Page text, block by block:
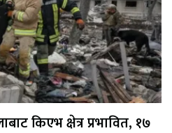
किएभ क्षेत्र प्रभावित, १७